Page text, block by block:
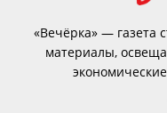
«Вечёрка» — газета
материалы,